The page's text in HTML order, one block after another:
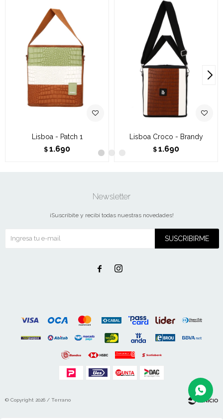
Lisboa - Patch 1
$ 1.690
Lisboa Croco - Brandy
$ 1.690
Newsletter
¡Suscribite y recibí todas nuestras novedades!
SUSCRIBIRME
 
© Copyright 2026 / Terrano